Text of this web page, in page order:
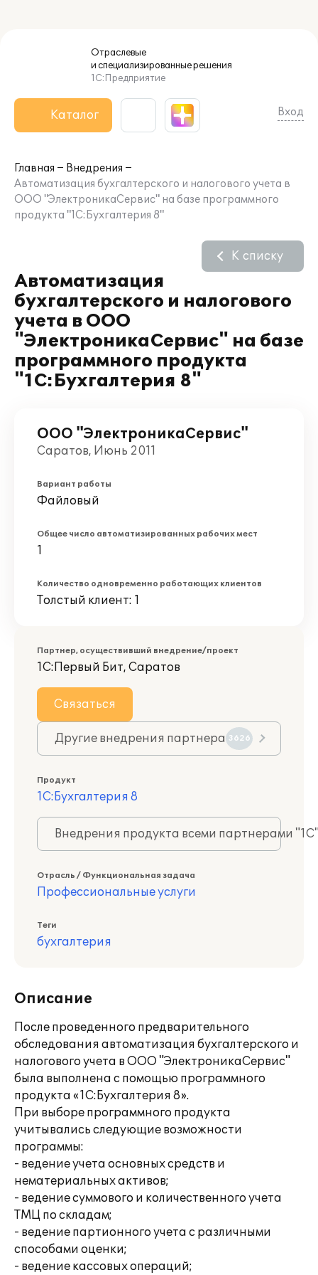
Отраслевые
и специализированныерешения
1С:Предприятие
Каталог Вход
Главная
Внедрения
Автоматизация бухгалтерского и налогового учета в
ООО "ЭлектроникаСервис" на базе программного
продукта "1С:Бухгалтерия 8"
Автоматизация
бухгалтерского и налогового
учета в ООО
"ЭлектроникаСервис" на базе
программного продукта
"1С:Бухгалтерия 8"
К списку
ООО "ЭлектроникаСервис"
Саратов, Июнь 2011
Вариант работы
Файловый
Общее число автоматизированных рабочих мест
1
Количество одновременно работающих клиентов
Толстый клиент: 1
Партнер, осуществивший внедрение/проект
1С:Первый Бит, Саратов
Связаться
Другие внедрения партнера 3626
Продукт
1С:Бухгалтерия 8
Внедрения продукта всеми партнерами
Отрасль / Функциональная задача
Профессиональные услуги
Теги
бухгалтерия
Описание
После проведенного предварительного
обследования автоматизация бухгалтерского и
налогового учета в ООО "ЭлектроникаСервис"
была выполнена с помощью программного
продукта «1С:Бухгалтерия 8».
При выборе программного продукта
учитывались следующие возможности
программы:
- ведение учета основных средств и
нематериальных активов;
- ведение суммового и количественного учета
ТМЦ по складам;
- ведение партионного учета с различными
способами оценки;
- ведение кассовых операций;